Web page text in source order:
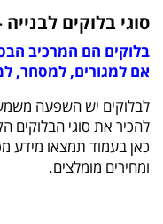
סוגי בלוקים
בלוקים הם המרכיב
אם למגורים, למסחר,
לבלוקים יש השפעה
להכיר את סוגי הבלוקים
כאן בעמוד תמצאו מידע
ומחירים מומלצים.